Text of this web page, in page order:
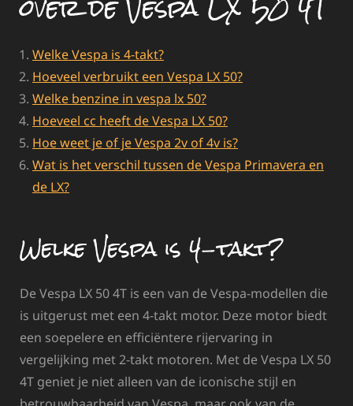
Welke Vespa is 4-takt?
Hoeveel verbruikt een Vespa LX 50?
Welke benzine in vespa lx 50?
Hoeveel cc heeft de Vespa LX 50?
Hoe weet je of je Vespa 2v of 4v is?
Wat is het verschil tussen de Vespa Primavera en
de LX?
Welke Vespa is 4-takt?
De Vespa LX 50 4T is een van de Vespa-modellen die
is uitgerust met een 4-takt motor. Deze motor biedt
een soepelere en efficiëntere rijervaring in
vergelijking met 2-takt motoren. Met de Vespa LX 50
4T geniet je niet alleen van de iconische stijl en